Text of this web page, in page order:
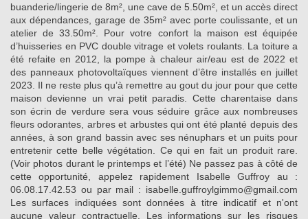
buanderie/lingerie de 8m², une cave de 5.50m², et un accès direct
aux dépendances, garage de 35m² avec porte coulissante, et un
atelier de 33.50m². Pour votre confort la maison est équipée
d’huisseries en PVC double vitrage et volets roulants. La toiture a
été refaite en 2012, la pompe à chaleur air/eau est de 2022 et
des panneaux photovoltaïques viennent d’être installés en juillet
2023. Il ne reste plus qu’à remettre au gout du jour pour que cette
maison devienne un vrai petit paradis. Cette charentaise dans
son écrin de verdure sera vous séduire grâce aux nombreuses
fleurs odorantes, arbres et arbustes qui ont été planté depuis des
années, à son grand bassin avec ses nénuphars et un puits pour
entretenir cette belle végétation. Ce qui en fait un produit rare.
(Voir photos durant le printemps et l’été) Ne passez pas à côté de
cette opportunité, appelez rapidement Isabelle Guffroy au :
06.08.17.42.53 ou par mail : isabelle.guffroylgimmo@gmail.com
Les surfaces indiquées sont données à titre indicatif et n'ont
aucune valeur contractuelle. Les informations sur les risques